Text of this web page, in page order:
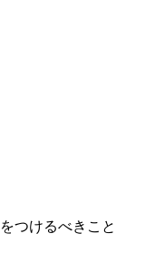
つけるべきこと